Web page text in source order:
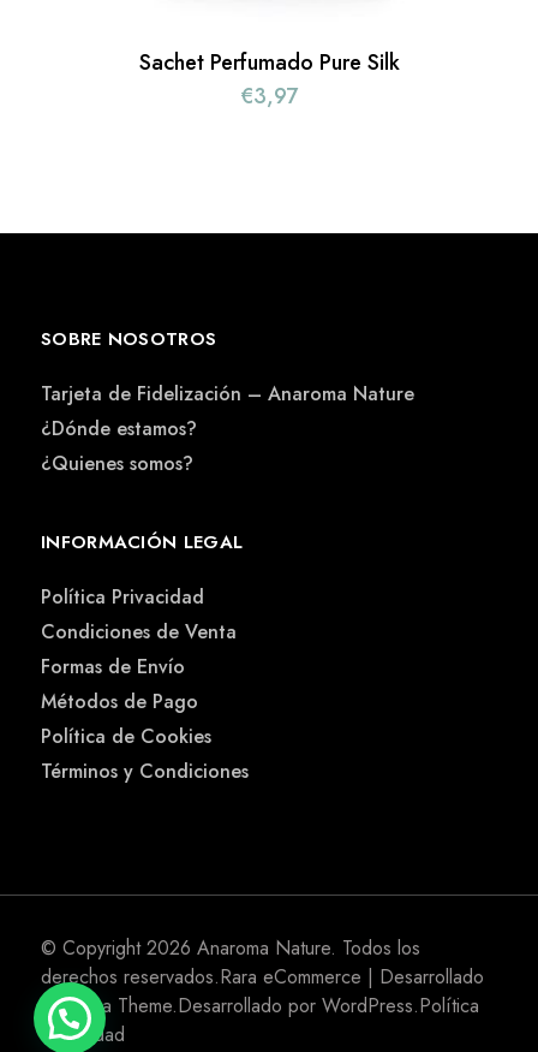
Sachet Perfumado Pure Silk
€3,97
SOBRE NOSOTROS
Tarjeta de Fidelización – Anaroma Nature
¿Dónde estamos?
¿Quienes somos?
INFORMACIÓN LEGAL
Política Privacidad
Condiciones de Venta
Formas de Envío
Métodos de Pago
Política de Cookies
Términos y Condiciones
© Copyright 2026 Anaroma Nature. Todos los
derechos reservados.Rara eCommerce | Desarrollado
porRara Theme.Desarrollado por WordPress.Política
Privacidad